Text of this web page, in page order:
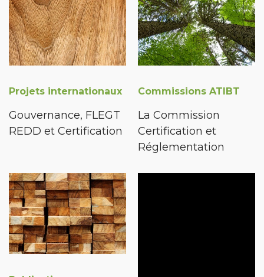
Projets internationaux
Gouvernance, FLEGT
REDD et Certification
Commissions ATIBT
La Commission
Certification et
Réglementation